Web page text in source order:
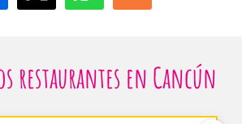
restaurantes en Cancún